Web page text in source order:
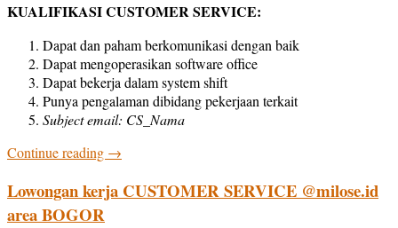
KUALIFIKASI CUSTOMER SERVICE:
Dapat dan paham berkomunikasi dengan baik
Dapat mengoperasikan software office
Dapat bekerja dalam system shift
Punya pengalaman dibidang pekerjaan terkait
Subject email: CS_Nama
Continue reading →
Lowongan kerja CUSTOMER SERVICE @milose.id
area BOGOR